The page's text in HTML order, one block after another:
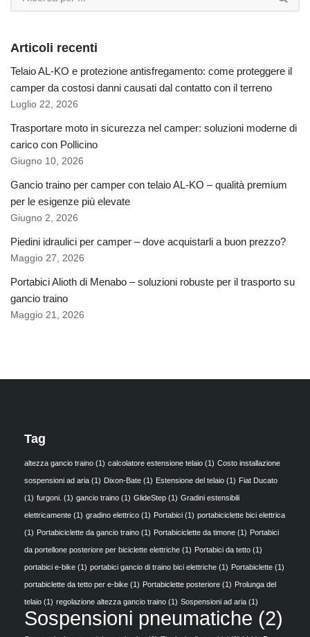
Articoli recenti
Telaio AL-KO e protezione antisfregamento: come proteggere il
camper da costosi danni causati dal contatto con il terreno
Luglio 22, 2026
Trasportare moto in sicurezza nel camper: soluzioni moderne di
carico con Pollicino
Giugno 10, 2026
Gancio traino per camper con telaio AL-KO – qualità premium
per le esigenze più elevate
Giugno 2, 2026
Piedini idraulici per camper – dove acquistarli a buon prezzo?
Maggio 27, 2026
Portabici Alioth di Menabo – soluzioni robuste per il trasporto su
gancio traino
Maggio 21, 2026
Tag
altezza gancio traino (1) calcolatore estensione telaio (1) Costo installazione
sospensioni ad aria (1) Dixon-Bate (1) Estensione del telaio (1) Fiat Ducato
(1) furgoni. (1) gancio traino (1) GlideStep (1) Gradini estensibili
elettricamente (1) gradino elettrico (1) Portabici (1) portabiciclette bici elettrica
(1) Portabiciclette da gancio traino (1) Portabiciclette da timone (1) Portabici
da portellone posteriore per biciclette elettriche (1) Portabici da tetto (1)
portabici e-bike (1) portabici gancio di traino bici elettriche (1) Portabiclette (1)
portabiclette da tetto per e-bike (1) Portabiclette posteriore (1) Prolunga del
telaio (1) regolazione altezza gancio traino (1) Sospensioni ad aria (1)
Sospensioni pneumatiche (2)